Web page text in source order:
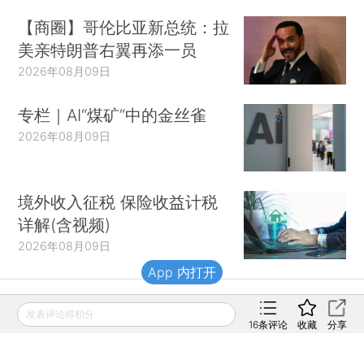
【商圈】哥伦比亚新总统：拉
美亲特朗普右翼再添一员
2026年08月09日
专栏｜AI“煤矿”中的金丝雀
2026年08月09日
境外收入征税 保险收益计税
详解(含视频)
2026年08月09日
财新移动
发表评论得积分
16条评论 收藏 分享
App 内打开